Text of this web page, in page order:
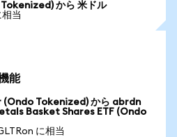
から 米ドル
当
能
Tokenized) から abrdn
Basket Shares ETF (Ondo
に相当